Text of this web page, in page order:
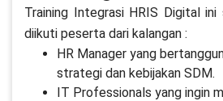
Training Integrasi HRIS Digital
diikuti peserta dari kalangan :
HR Manager yang
strategi dan kebijakan SDM.
IT Professionals yang ingin